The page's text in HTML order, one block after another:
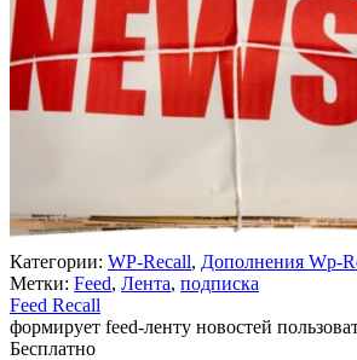
Категории: WP-Recall, Дополнения Wp-
Метки: Feed, Лента, подписка
Feed Recall
формирует feed-ленту новостей
Бесплатно